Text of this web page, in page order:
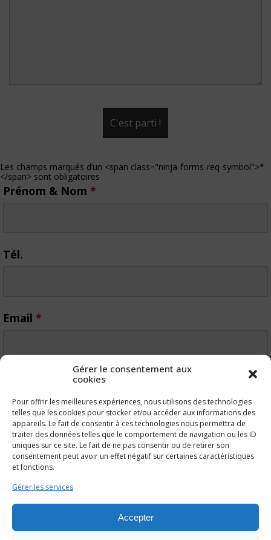
Gérer le consentement aux
cookies
Pour offrir les meilleures expériences, nous utilisons des technologies
telles que les cookies pour stocker et/ou accéder aux informations des
appareils. Le fait de consentir à ces technologies nous permettra de
traiter des données telles que le comportement de navigation ou les ID
uniques sur ce site. Le fait de ne pas consentir ou de retirer son
consentement peut avoir un effet négatif sur certaines caractéristiques
et fonctions.
Gérer les services
Accepter
Les champs marqués d’un <span class="ninja-forms-req-symbol">*
</span> sont obligatoires
Prénom & Nom *
Tél.
Email *